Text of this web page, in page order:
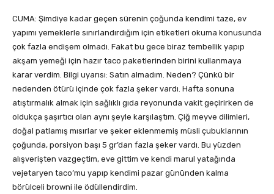
CUMA: Şimdiye kadar geçen sürenin çoğunda kendimi taze, ev
yapımı yemeklerle sınırlandırdığım için etiketleri okuma konusunda
çok fazla endişem olmadı. Fakat bu gece biraz tembellik yapıp
akşam yemeği için hazır taco paketlerinden birini kullanmaya
karar verdim. Bilgi uyarısı: Satın almadım. Neden? Çünkü bir
nedenden ötürü içinde çok fazla şeker vardı. Hafta sonuna
atıştırmalık almak için sağlıklı gıda reyonunda vakit geçirirken de
oldukça şaşırtıcı olan aynı şeyle karşılaştım. Çiğ meyve dilimleri,
doğal patlamış mısırlar ve şeker eklenmemiş müsli çubuklarının
çoğunda, porsiyon başı 5 gr’dan fazla şeker vardı. Bu yüzden
alışverişten vazgeçtim, eve gittim ve kendi marul yatağında
vejetaryen taco’mu yapıp kendimi pazar gününden kalma
börülceli browni ile ödüllendirdim.